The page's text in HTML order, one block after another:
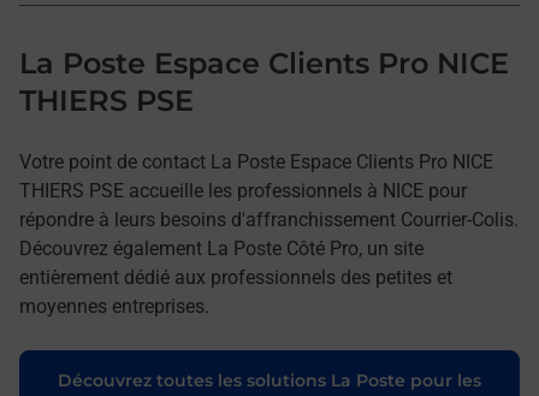
La Poste Espace Clients Pro NICE
THIERS PSE
Votre point de contact La Poste Espace Clients Pro NICE
THIERS PSE accueille les professionnels à NICE pour
répondre à leurs besoins d'affranchissement Courrier-Colis.
Découvrez également La Poste Côté Pro, un site
entièrement dédié aux professionnels des petites et
moyennes entreprises.
Découvrez toutes les solutions La Poste pour les